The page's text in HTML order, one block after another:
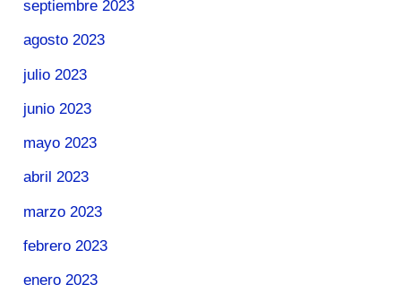
septiembre 2023
agosto 2023
julio 2023
junio 2023
mayo 2023
abril 2023
marzo 2023
febrero 2023
enero 2023